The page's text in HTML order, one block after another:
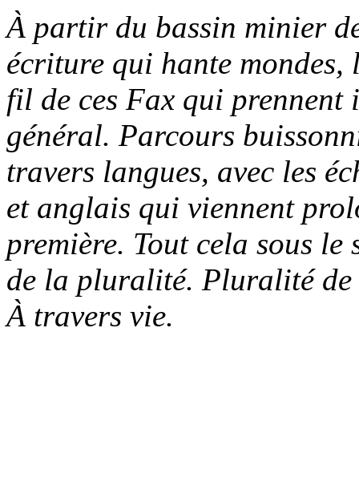
À partir du bassin minier
écriture qui hante mondes,
fil de ces Fax qui prennent
général. Parcours
travers langues, avec les
et anglais qui viennent
première. Tout cela sous
de la pluralité. Pluralité de
À travers vie.